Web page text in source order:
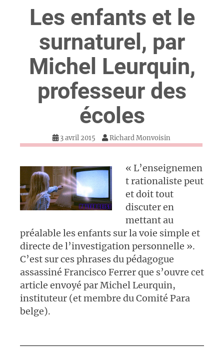
Les enfants et le
surnaturel, par
Michel Leurquin,
professeur des
écoles
3 avril 2015 Richard Monvoisin
« L’enseignemen
t rationaliste peut
et doit tout
discuter en
mettant au
préalable les enfants sur la voie simple et
directe de l’investigation personnelle ».
C’est sur ces phrases du pédagogue
assassiné Francisco Ferrer que s’ouvre cet
article envoyé par Michel Leurquin,
instituteur (et membre du Comité Para
belge).